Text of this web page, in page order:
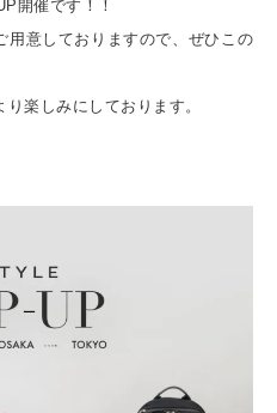
開催です！！
用意しておりますので、ぜひこの
楽しみにしております。